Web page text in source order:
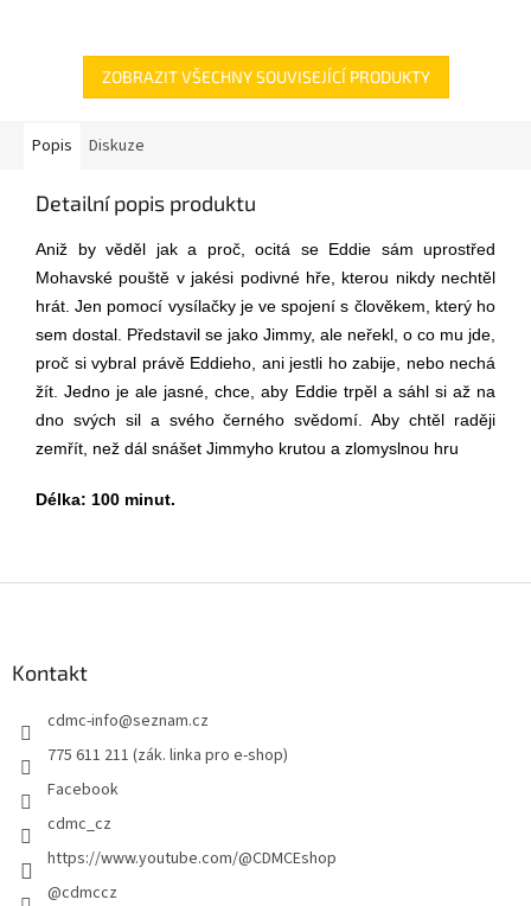
ZOBRAZIT VŠECHNY SOUVISEJÍCÍ PRODUKTY
Popis Diskuze
Detailní popis produktu
Aniž by věděl jak a proč, ocitá se Eddie sám uprostřed
Mohavské pouště v jakési podivné hře, kterou nikdy nechtěl
hrát. Jen pomocí vysílačky je ve spojení s člověkem, který ho
sem dostal. Představil se jako Jimmy, ale neřekl, o co mu jde,
proč si vybral právě Eddieho, ani jestli ho zabije, nebo nechá
žít. Jedno je ale jasné, chce, aby Eddie trpěl a sáhl si až na
dno svých sil a svého černého svědomí. Aby chtěl raději
zemřít, než dál snášet Jimmyho krutou a zlomyslnou hru
Délka: 100 minut.
Kontakt
cdmc-info@seznam.cz
775 611 211 (zák. linka pro e-shop)
Facebook
cdmc_cz
https://www.youtube.com/@CDMCEshop
@cdmccz